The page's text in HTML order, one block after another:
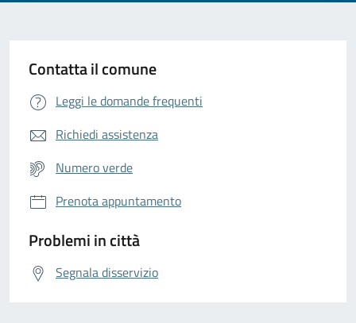
Contatta il comune
Leggi le domande frequenti
Richiedi assistenza
Numero verde
Prenota appuntamento
Problemi in città
Segnala disservizio